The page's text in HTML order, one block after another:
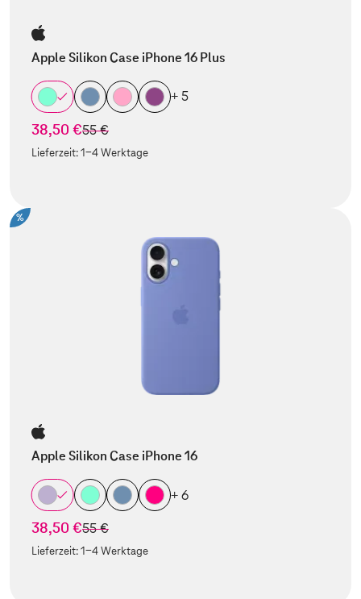
Apple Silikon Case iPhone 16 Plus
+ 5
38,50 €statt
55 €
Lieferzeit:1-4 Werktage
%
Apple Silikon Case iPhone 16
+ 6
38,50 €statt
55 €
Lieferzeit:1-4 Werktage